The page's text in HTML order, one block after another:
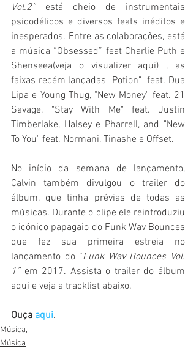
Vol.2” está cheio de instrumentais
psicodélicos e diversos feats inéditos e
inesperados. Entre as colaborações, está
a música “Obsessed” feat Charlie Puth e
Shenseea(veja o visualizer aqui) , as
faixas recém lançadas "Potion"  feat. Dua
Lipa e Young Thug, "New Money" feat. 21
Savage, "Stay With Me" feat. Justin
Timberlake, Halsey e Pharrell, and "New
To You" feat. Normani, Tinashe e Offset.
No início da semana de lançamento,
Calvin também divulgou o trailer do
álbum, que tinha prévias de todas as
músicas. Durante o clipe ele reintroduziu
o icônico papagaio do Funk Wav Bounces
que fez sua primeira estreia no
lançamento do “Funk Wav Bounces Vol.
1” em 2017. Assista o trailer do álbum
aqui e veja a tracklist abaixo.
Ouça aqui.
Música,
Música